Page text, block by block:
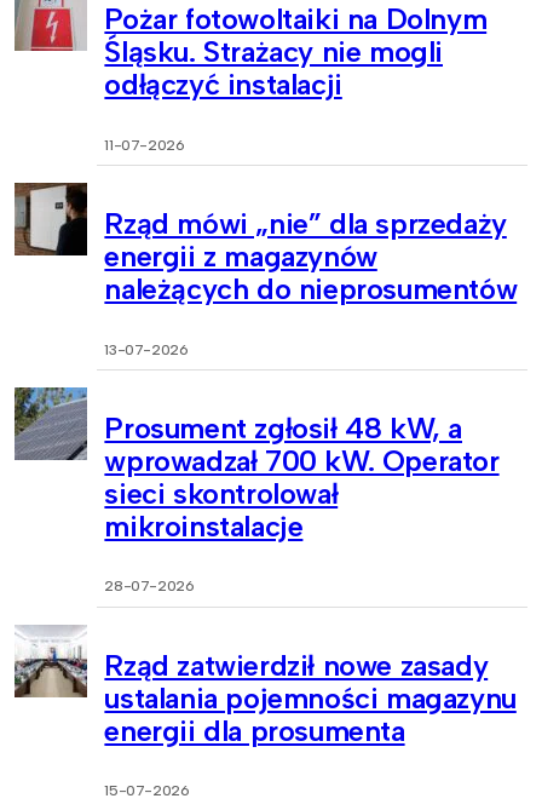
Pożar fotowoltaiki na Dolnym
Śląsku. Strażacy nie mogli
odłączyć instalacji
11-07-2026
Rząd mówi „nie” dla sprzedaży
energii z magazynów
należących do nieprosumentów
13-07-2026
Prosument zgłosił 48 kW, a
wprowadzał 700 kW. Operator
sieci skontrolował
mikroinstalacje
28-07-2026
Rząd zatwierdził nowe zasady
ustalania pojemności magazynu
energii dla prosumenta
15-07-2026